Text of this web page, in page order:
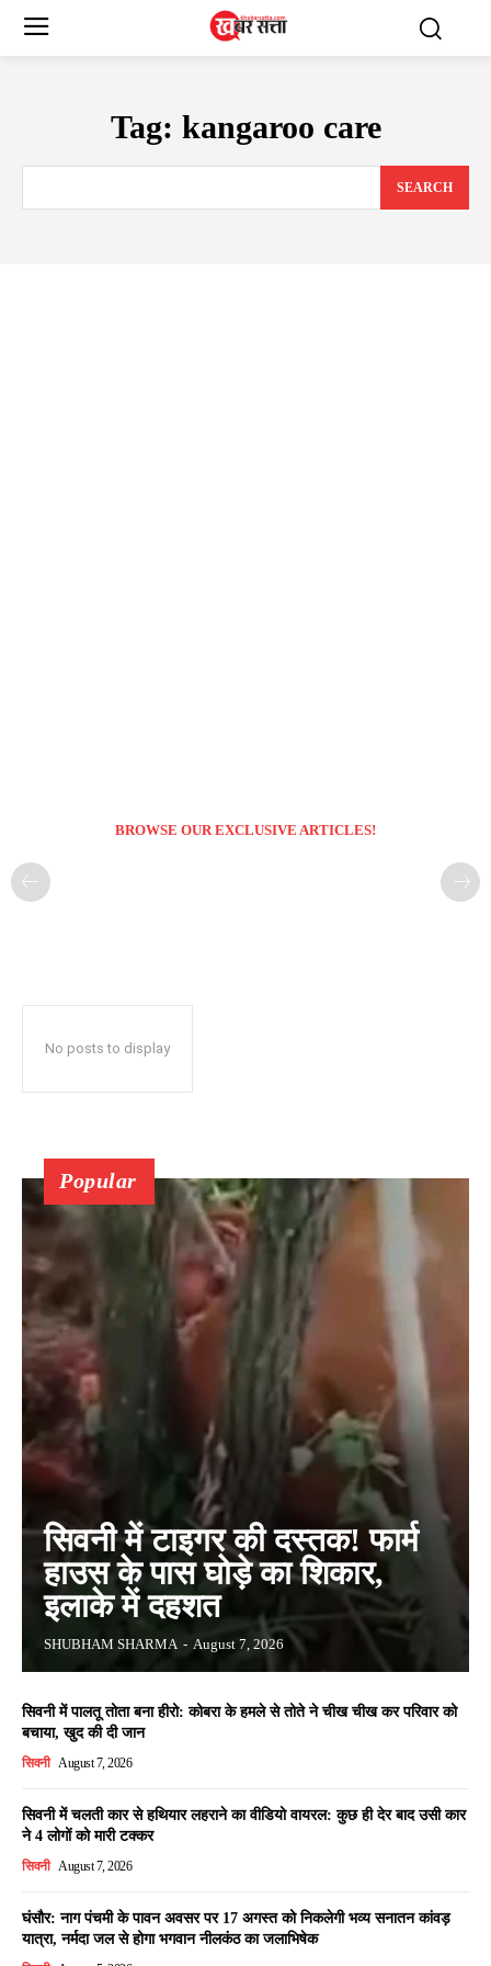
Tag: kangaroo care
SEARCH
BROWSE OUR EXCLUSIVE ARTICLES!
No posts to display
Popular
सिवनी में टाइगर की दस्तक! फार्म
हाउस के पास घोड़े का शिकार,
इलाके में दहशत
SHUBHAM SHARMA - August 7, 2026
सिवनी में पालतू तोता बना हीरो: कोबरा के हमले से तोते ने चीख चीख कर परिवार को
बचाया, खुद की दी जान
सिवनी August 7, 2026
सिवनी में चलती कार से हथियार लहराने का वीडियो वायरल: कुछ ही देर बाद उसी कार
ने 4 लोगों को मारी टक्कर
सिवनी August 7, 2026
घंसौर: नाग पंचमी के पावन अवसर पर 17 अगस्त को निकलेगी भव्य सनातन कांवड़
यात्रा, नर्मदा जल से होगा भगवान नीलकंठ का जलाभिषेक